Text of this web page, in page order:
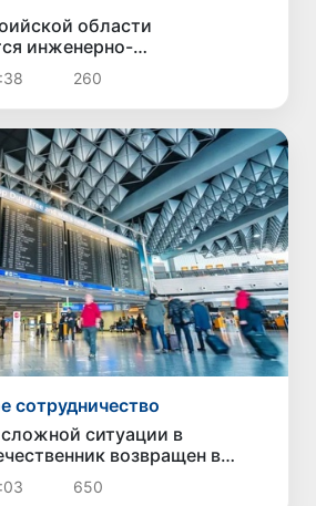
области
инфраструктура
260
сотрудничество
ситуации в
возвращен в
650